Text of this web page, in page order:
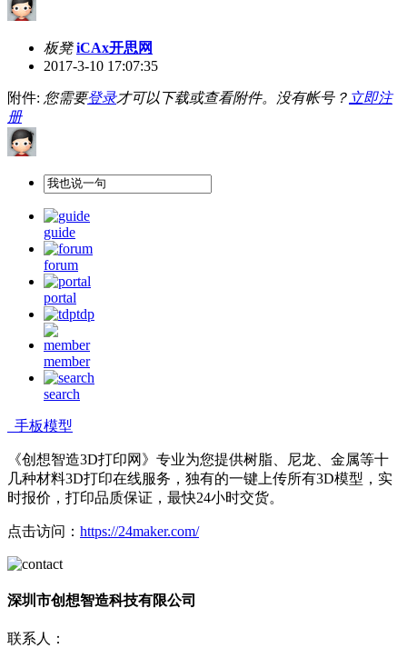
板凳 iCAx开思网
2017-3-10 17:07:35
附件: 您需要登录才可以下载或查看附件。没有帐号？ 立即注
册
guide
forum
portal
tdp
member
search
手板模型
《创想智造3D打印网》专业为您提供树脂、尼龙、金属等十
几种材料3D打印在线服务，独有的一键上传所有3D模型，实
时报价，打印品质保证，最快24小时交货。
点击访问： https://24maker.com/
深圳市创想智造科技有限公司
联系人：